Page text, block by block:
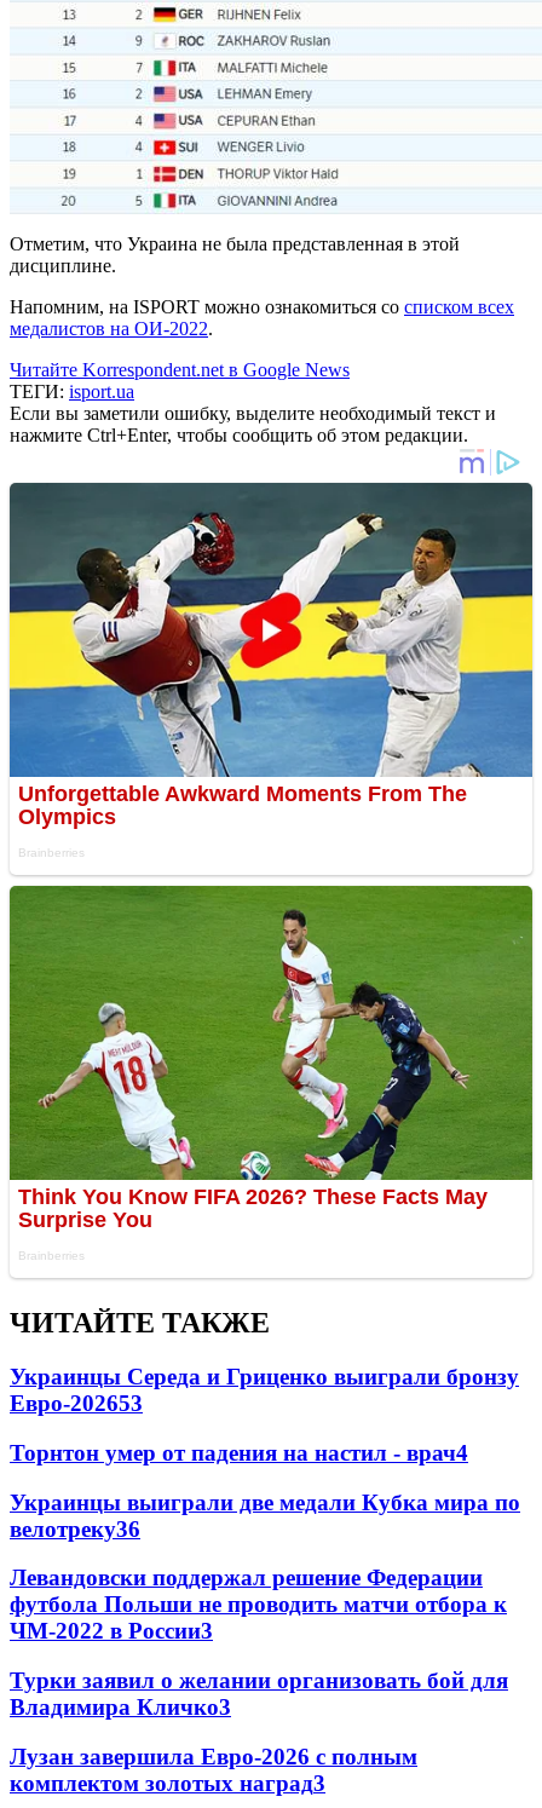
Отметим, что Украина не была представленная в этой
дисциплине.
Напомним, на ISPORT можно ознакомиться со списком всех
медалистов на ОИ-2022.
Читайте Korrespondent.net в Google News
ТЕГИ: isport.ua
Если вы заметили ошибку, выделите необходимый текст и
нажмите Ctrl+Enter, чтобы сообщить об этом редакции.
ЧИТАЙТЕ ТАКЖЕ
Украинцы Середа и Гриценко выиграли бронзу
Евро-202653
Торнтон умер от падения на настил - врач4
Украинцы выиграли две медали Кубка мира по
велотреку36
Левандовски поддержал решение Федерации
футбола Польши не проводить матчи отбора к
ЧМ-2022 в России3
Турки заявил о желании организовать бой для
Владимира Кличко3
Лузан завершила Евро-2026 с полным
комплектом золотых наград3